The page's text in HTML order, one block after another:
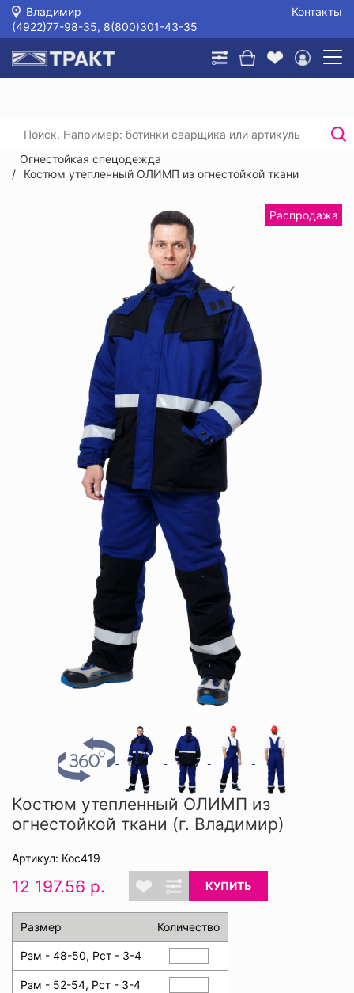
Владимир
Контакты
(4922)77-98-35, 8(800)301-43-35
Главная / /
Защита от повышенных температур и сварки.
Огнестойкая спецодежда
/
Костюм утепленный ОЛИМП из огнестойкой ткани
Распродажа
Костюм утепленный ОЛИМП из
огнестойкой ткани (г. Владимир)
Артикул: Кос419
12 197.56 р. КУПИТЬ
Размер Количество
Рзм - 48-50, Рст - 3-4
Рзм - 52-54, Рст - 3-4